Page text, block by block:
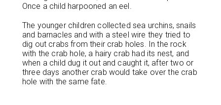
Once a child harpooned an eel.
The younger children collected sea urchins, snails
and barnacles and with a steel wire they tried to
dig out crabs from their crab holes. In the rock
with the crab hole, a hairy crab had its nest, and
when a child dug it out and caught it, after two or
three days another crab would take over the crab
hole with the same fate.